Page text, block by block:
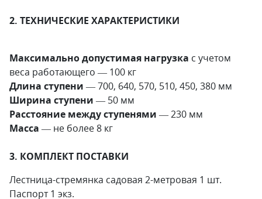
2. ТЕХНИЧЕСКИЕ ХАРАКТЕРИСТИКИ
Максимально допустимая нагрузка с учетом
веса работающего — 100 кг
Длина ступени — 700, 640, 570, 510, 450, 380 мм
Ширина ступени — 50 мм
Расстояние между ступенями — 230 мм
Масса — не более 8 кг
3. КОМПЛЕКТ ПОСТАВКИ
Лестница-стремянка садовая 2-метровая 1 шт.
Паспорт 1 экз.